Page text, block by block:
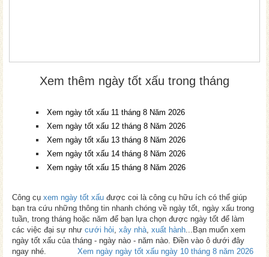
Xem thêm ngày tốt xấu trong tháng
Xem ngày tốt xấu 11 tháng 8 Năm 2026
Xem ngày tốt xấu 12 tháng 8 Năm 2026
Xem ngày tốt xấu 13 tháng 8 Năm 2026
Xem ngày tốt xấu 14 tháng 8 Năm 2026
Xem ngày tốt xấu 15 tháng 8 Năm 2026
Công cụ xem ngày tốt xấu được coi là công cụ hữu ích có thể giúp
bạn tra cứu những thông tin nhanh chóng về ngày tốt, ngày xấu trong
tuần, trong tháng hoặc năm để bạn lựa chọn được ngày tốt để làm
các việc đại sự như cưới hỏi, xây nhà, xuất hành...Bạn muốn xem
ngày tốt xấu của tháng - ngày nào - năm nào. Điền vào ô dưới đây
ngay nhé.
Xem ngày ngày tốt xấu ngày 10 tháng 8 năm 2026